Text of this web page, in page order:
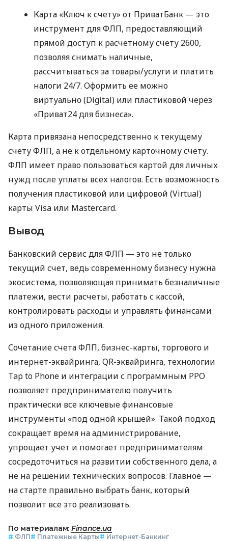
Карта «Ключ к счету» от ПриватБанк — это
инструмент для ФЛП, предоставляющий
прямой доступ к расчетному счету 2600,
позволяя снимать наличные,
рассчитываться за товары/услуги и платить
налоги 24/7. Оформить ее можно
виртуально (Digital) или пластиковой через
«Приват24 для бизнеса».
Карта привязана непосредственно к текущему
счету ФЛП, а не к отдельному карточному счету.
ФЛП имеет право пользоваться картой для личных
нужд после уплаты всех налогов. Есть возможность
получения пластиковой или цифровой (Virtual)
карты Visa или Mastercard.
Вывод
Банковский сервис для ФЛП — это не только
текущий счет, ведь современному бизнесу нужна
экосистема, позволяющая принимать безналичные
платежи, вести расчеты, работать с кассой,
контролировать расходы и управлять финансами
из одного приложения.
Сочетание счета ФЛП, бизнес-карты, торгового и
интернет-эквайринга, QR-эквайринга, технологии
Tap to Phone и интеграции с программным РРО
позволяет предпринимателю получить
практически все ключевые финансовые
инструменты «под одной крышей». Такой подход
сокращает время на администрирование,
упрощает учет и помогает предпринимателям
сосредоточиться на развитии собственного дела, а
не на решении технических вопросов. Главное —
на старте правильно выбрать банк, который
позволит все это реализовать.
По материалам: Finance.ua
# ФЛП# Платежные Карты# Интернет-Банкинг